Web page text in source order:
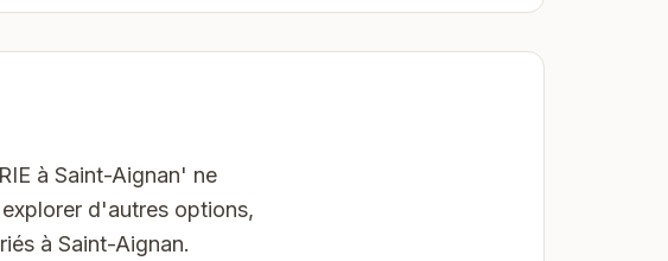
à Saint-Aignan' ne
d'autres options,
à Saint-Aignan.